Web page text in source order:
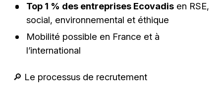
Top 1 % des entreprises Ecovadisen RSE,
social, environnemental et éthique
Mobilité possible en France et à
l’international
🔎 Le processus de recrutement